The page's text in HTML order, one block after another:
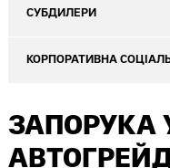
СУБДИЛЕРИ
КОРПОРАТИВНА
ЗАПОРУКА